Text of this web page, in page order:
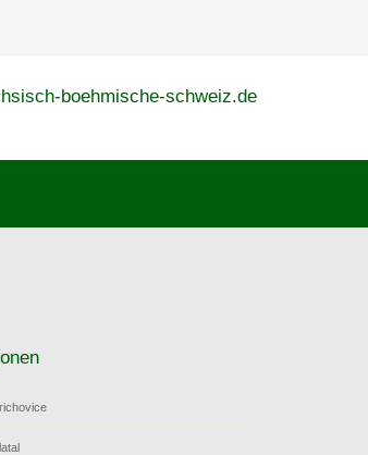
boehmische-schweiz.de